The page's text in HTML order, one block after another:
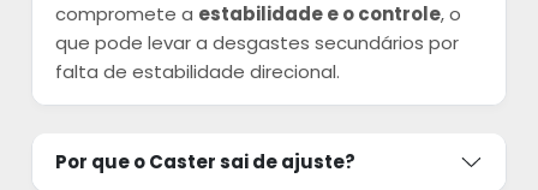
compromete a estabilidade e o controle, o
que pode levar a desgastes secundários por
falta de estabilidade direcional.
Por que o Caster sai de ajuste?